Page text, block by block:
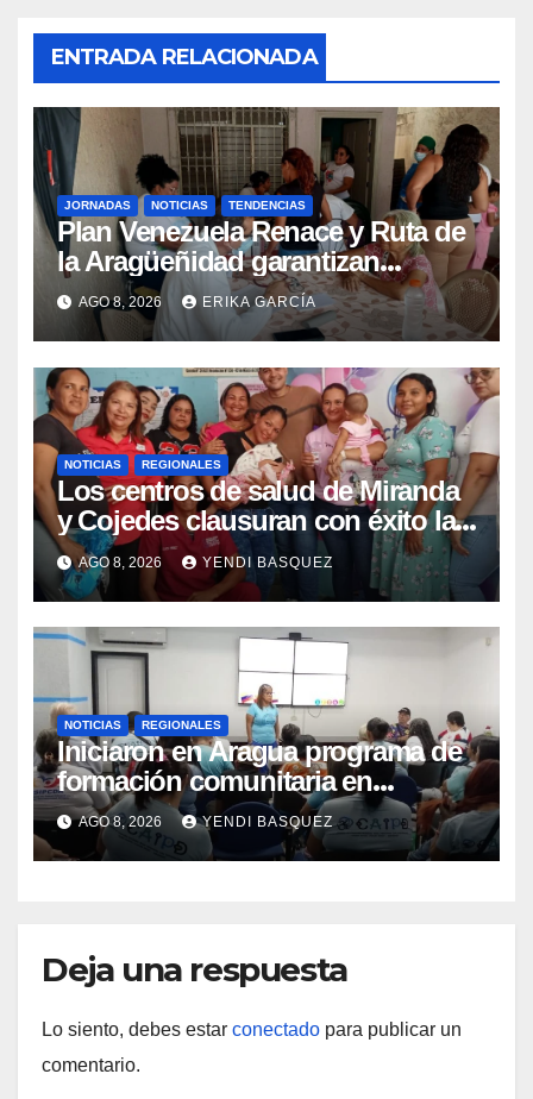
ENTRADA RELACIONADA
JORNADAS NOTICIAS TENDENCIAS
Plan Venezuela Renace y Ruta de
la Aragüeñidad garantizan
atención médica integral en
Aragua
AGO 8, 2026 ERIKA GARCÍA
NOTICIAS REGIONALES
Los centros de salud de Miranda
y Cojedes clausuran con éxito la
Semana Mundial de la Lactancia
Materna
AGO 8, 2026 YENDI BASQUEZ
NOTICIAS REGIONALES
Iniciaron en Aragua programa de
formación comunitaria en
atención a personas con
discapacidad
AGO 8, 2026 YENDI BASQUEZ
Deja una respuesta
Lo siento, debes estar conectado para publicar un
comentario.